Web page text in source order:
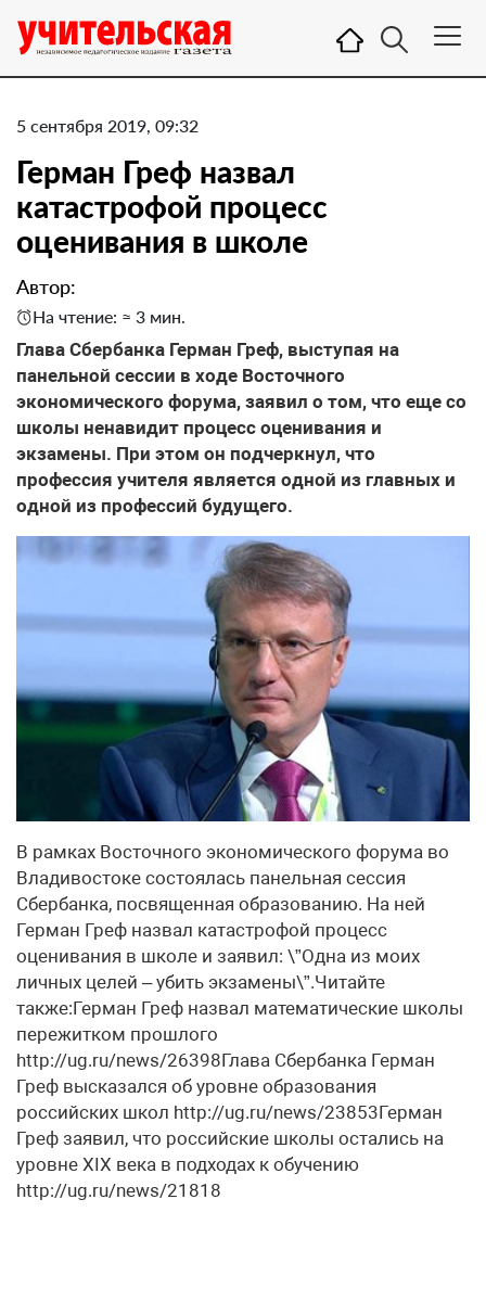
5 сентября 2019, 09:32
Герман Греф назвал
катастрофой процесс
оценивания в школе
Автор:
На чтение: ≈ 3 мин.
Глава Сбербанка Герман Греф, выступая на
панельной сессии в ходе Восточного
экономического форума, заявил о том, что еще со
школы ненавидит процесс оценивания и
экзамены. При этом он подчеркнул, что
профессия учителя является одной из главных и
одной из профессий будущего.
В рамках Восточного экономического форума во
Владивостоке состоялась панельная сессия
Сбербанка, посвященная образованию. На ней
Герман Греф назвал катастрофой процесс
оценивания в школе и заявил: \”Одна из моих
личных целей – убить экзамены\”.Читайте
также:Герман Греф назвал математические школы
пережитком прошлого
http://ug.ru/news/26398Глава Сбербанка Герман
Греф высказался об уровне образования
российских школ http://ug.ru/news/23853Герман
Греф заявил, что российские школы остались на
уровне XIX века в подходах к обучению
http://ug.ru/news/21818